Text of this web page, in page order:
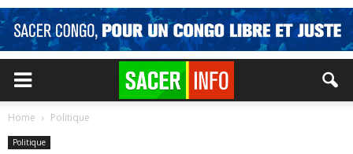
Home Politique
Politique